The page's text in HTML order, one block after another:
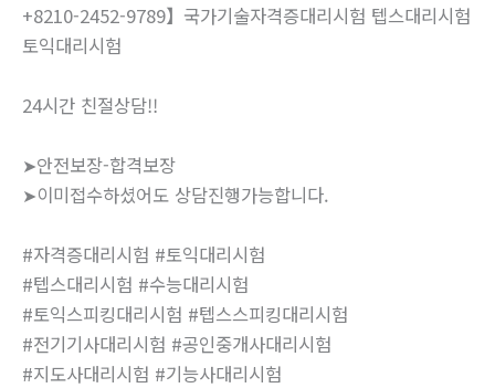
+8210-2452-9789】국가기술자격증대리시험 텝스대리시험
토익대리시험
24시간 친절상담!!
➤안전보장-합격보장
➤이미접수하셨어도 상담진행가능합니다.
#자격증대리시험 #토익대리시험
#텝스대리시험 #수능대리시험
#토익스피킹대리시험 #텝스스피킹대리시험
#전기기사대리시험 #공인중개사대리시험
#지도사대리시험 #기능사대리시험